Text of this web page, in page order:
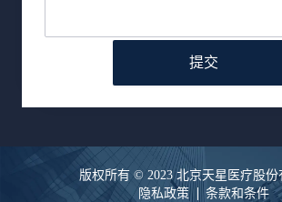
提交
版权所有 © 2023 北京天星医疗股份
隐私政策
条款和条件